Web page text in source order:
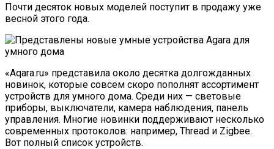
Почти десяток новых моделей поступит в продажу уже
весной этого года.
«Aqara.ru» представила около десятка долгожданных
новинок, которые совсем скоро пополнят ассортимент
устройств для умного дома. Среди них — световые
приборы, выключатели, камера наблюдения, панель
управления. Многие новинки поддерживают несколько
современных протоколов: например, Thread и Zigbee.
Вот полный список устройств.